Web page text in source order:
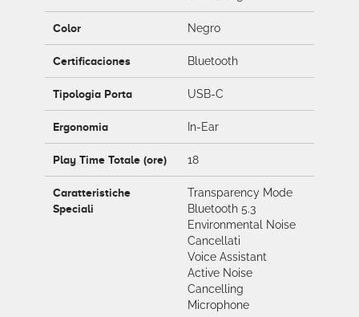
Color Negro
Certificaciones Bluetooth
Tipologia Porta USB-C
Ergonomia In-Ear
Play Time Totale (ore) 18
Caratteristiche
Speciali
Transparency Mode
Bluetooth 5.3
Environmental Noise
Cancellati
Voice Assistant
Active Noise
Cancelling
Microphone